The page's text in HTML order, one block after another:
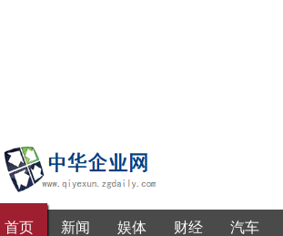
首页 新闻 娱体 财经 汽车